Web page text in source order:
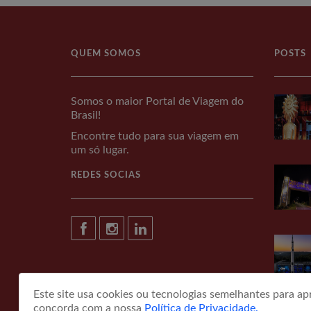
QUEM SOMOS
Somos o maior Portal de Viagem do
Brasil!
Encontre tudo para sua viagem em
um só lugar.
REDES SOCIAS
POSTS
Este site usa cookies ou tecnologias semelhantes para
concorda com a nossa Política de Privacidade.